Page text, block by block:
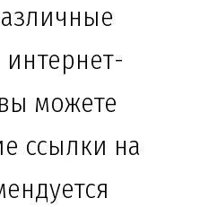
можете
ссылки на